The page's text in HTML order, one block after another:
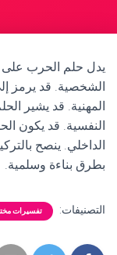
يدل حلم الحرب على
الشخصية. قد يرمز
المهنية. قد يشير
النفسية. قد يكون
الداخلي. ينصح
بطرق بناءة وسلمية.
التصنيفات: تفسيرات